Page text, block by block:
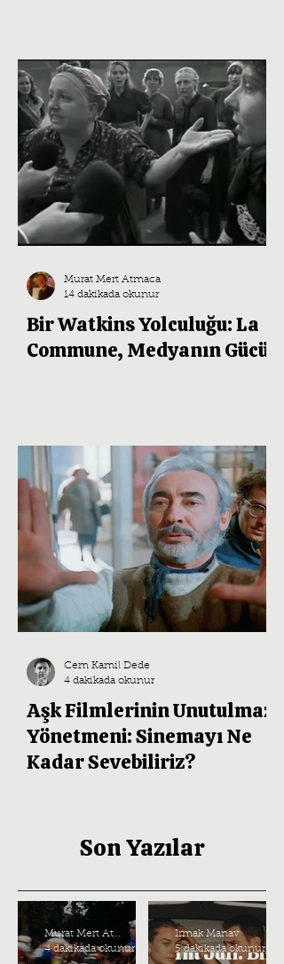
Bir Watkins Yolculuğu: La
Commune, Medyanın Gücü
Murat Mert Atmaca
14 dakikada okunur
Aşk Filmlerinin Unutulmaz
Yönetmeni: Sinemayı Ne
Kadar Sevebiliriz?
Cem Kamil Dede
4 dakikada okunur
Son Yazılar
Murat Mert Atmaca
4 dakikada okunur
Im Juli: Bir
Irmak Manav
5 dakikada okunur